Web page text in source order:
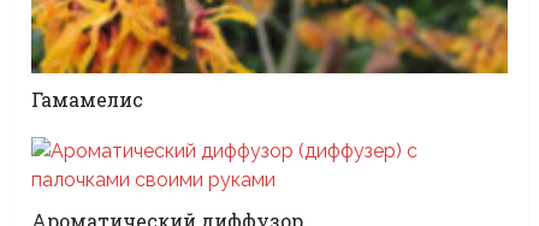
Гамамелис
Ароматический диффузор